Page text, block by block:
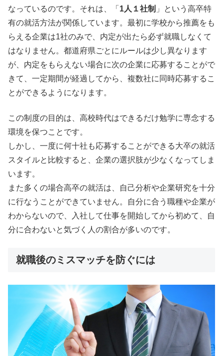
なっているのです。それは、「 1人１社制 」という高卒特
有の就活方法が関係しています。最初に学校から推薦をも
らえる企業は1社のみで、内定が出たら必ず就職しなくて
はなりません。都道府県ごとにルールは少し異なります
が、内定をもらえない場合に次の企業に応募することがで
きて、一定期間が経過してから、複数社に同時応募するこ
とができるようになります。
この制度の目的は、高校時代はできるだけ勉学に専念する
環境を保つことです。
しかし、一度に何十社も応募することができる大卒の就活
スタイルと比較すると、企業の選択肢が少なくなってしま
います。
また多くの場合高卒の就活は、自己分析や企業研究を十分
に行なうことができていません。自分に合う職種や企業が
わからないので、入社して仕事を開始してから初めて、自
分に合わないと気づく人の割合が多いのです。
就職後のミスマッチを防ぐには